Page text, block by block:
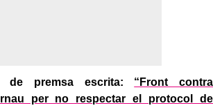
de premsa escrita:
“Front contra
per no respectar el protocol de